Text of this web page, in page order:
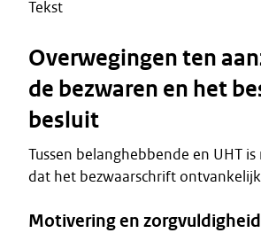
Tekst
Overwegingen ten
de bezwaren en het
besluit
Tussen belanghebbende en UHT is
dat het bezwaarschrift
Motivering en zorgvuldigheid